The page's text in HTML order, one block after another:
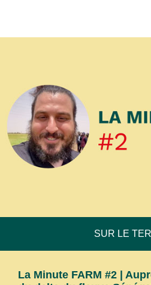
SUR LE
La Minute FARM #2 |